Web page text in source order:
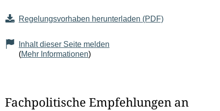
Seiteninhalt
Regelungsvorhaben herunterladen (PDF)
Inhalt dieser Seite melden
(Mehr Informationen)
Fachpolitische Empfehlungen an